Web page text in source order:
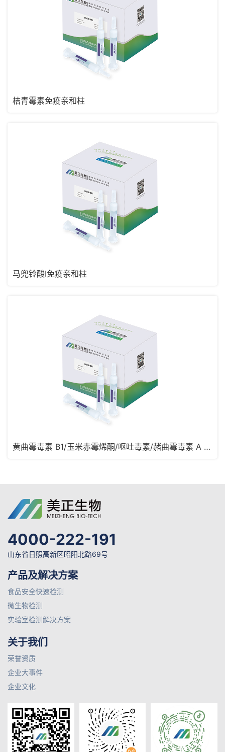
桔青霉素免疫亲和柱
马兜铃酸I免疫亲和柱
黄曲霉毒素 B1/玉米赤霉烯酮/呕吐毒素/赭曲霉毒素 A 四合一免疫亲和柱
4000-222-191
山东省日照高新区昭阳北路69号
产品及解决方案
食品安全快速检测
微生物检测
实验室检测解决方案
关于我们
荣誉资质
企业大事件
企业文化